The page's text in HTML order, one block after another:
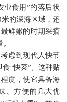
业食用”的落后状
米的深海区域，还
鲜嫩的时期采摘
虑到现代人快节
食“快菜”。这种贴
度，使它具备海
、方便的几大优